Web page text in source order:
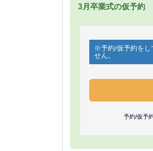
3月卒業式の仮予約
※予約/仮予約をし
せん。
予約/仮予